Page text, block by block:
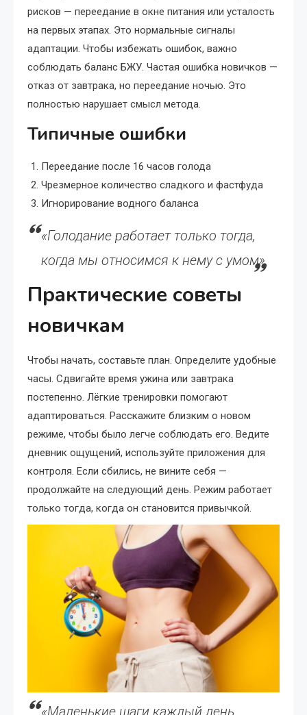
рисков — переедание в окне питания или усталость
на первых этапах. Это нормальные сигналы
адаптации. Чтобы избежать ошибок, важно
соблюдать баланс БЖУ. Частая ошибка новичков —
отказ от завтрака, но переедание ночью. Это
полностью нарушает смысл метода.
Типичные ошибки
Переедание после 16 часов голода
Чрезмерное количество сладкого и фастфуда
Игнорирование водного баланса
«Голодание работает только тогда,
когда мы относимся к нему с умом»
Практические советы
новичкам
Чтобы начать, составьте план. Определите удобные
часы. Сдвигайте время ужина или завтрака
постепенно. Лёгкие тренировки помогают
адаптироваться. Расскажите близким о новом
режиме, чтобы было легче соблюдать его. Ведите
дневник ощущений, используйте приложения для
контроля. Если сбились, не вините себя —
продолжайте на следующий день. Режим работает
только тогда, когда он становится привычкой.